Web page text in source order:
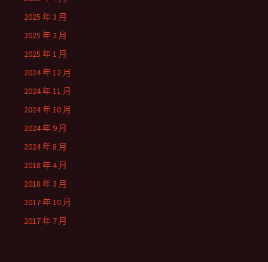
2025 年 3 月
2025 年 2 月
2025 年 1 月
2024 年 12 月
2024 年 11 月
2024 年 10 月
2024 年 9 月
2024 年 8 月
2018 年 4 月
2018 年 3 月
2017 年 10 月
2017 年 7 月